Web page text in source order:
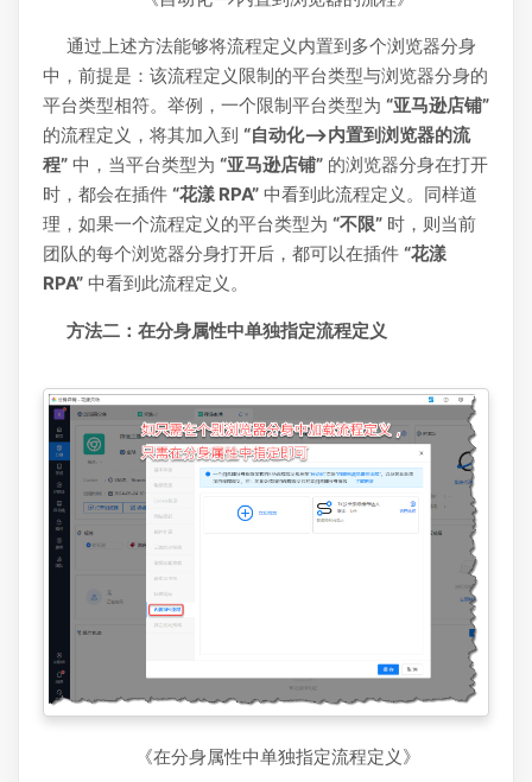
通过上述方法能够将流程定义内置到多个浏览器分身
中，前提是：该流程定义限制的平台类型与浏览器分身的
平台类型相符。举例，一个限制平台类型为 “亚马逊店铺”
的流程定义，将其加入到 “自动化-->内置到浏览器的流
程” 中，当平台类型为 “亚马逊店铺” 的浏览器分身在打开
时，都会在插件 “花漾 RPA” 中看到此流程定义。同样道
理，如果一个流程定义的平台类型为 “不限” 时，则当前
团队的每个浏览器分身打开后，都可以在插件 “花漾
RPA” 中看到此流程定义。
方法二：在分身属性中单独指定流程定义
《在分身属性中单独指定流程定义》